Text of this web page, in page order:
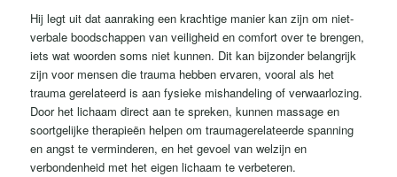
Hij legt uit dat aanraking een krachtige manier kan zijn om niet-
verbale boodschappen van veiligheid en comfort over te brengen,
iets wat woorden soms niet kunnen. Dit kan bijzonder belangrijk
zijn voor mensen die trauma hebben ervaren, vooral als het
trauma gerelateerd is aan fysieke mishandeling of verwaarlozing.
Door het lichaam direct aan te spreken, kunnen massage en
soortgelijke therapieën helpen om traumagerelateerde spanning
en angst te verminderen, en het gevoel van welzijn en
verbondenheid met het eigen lichaam te verbeteren.